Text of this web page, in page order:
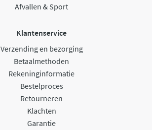
Afvallen & Sport
Klantenservice
Verzending en bezorging
Betaalmethoden
Rekeninginformatie
Bestelproces
Retourneren
Klachten
Garantie